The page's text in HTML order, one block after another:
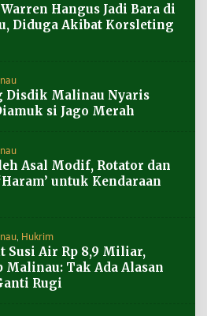
Hangus Jadi Bara di
Diduga Akibat Korsleting
Disdik Malinau Nyaris
si Jago Merah
Asal Modif, Rotator dan
untuk Kendaraan
Hukrim
Susi Air Rp 8,9 Miliar,
Malinau: Tak Ada Alasan
Rugi